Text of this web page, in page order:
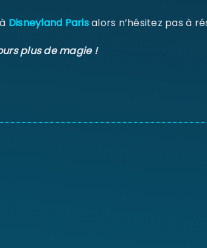
Disneyland Parisalors n’hésitez pas à
plus de magie !